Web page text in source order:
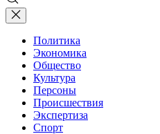
Политика
Экономика
Общество
Культура
Персоны
Происшествия
Экспертиза
Спорт